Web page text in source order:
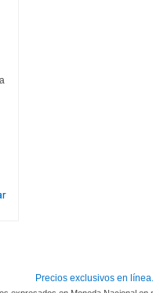
Precios exclusivos en línea.